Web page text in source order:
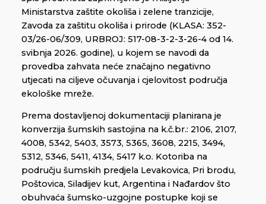
Ministarstva zaštite okoliša i zelene tranzicije,
Zavoda za zaštitu okoliša i prirode (KLASA: 352-
03/26-06/309, URBROJ: 517-08-3-2-3-26-4 od 14.
svibnja 2026. godine), u kojem se navodi da
provedba zahvata neće značajno negativno
utjecati na ciljeve očuvanja i cjelovitost područja
ekološke mreže.
Prema dostavljenoj dokumentaciji planirana je
konverzija šumskih sastojina na k.č.br.: 2106, 2107,
4008, 5342, 5403, 3573, 5365, 3608, 2215, 3494,
5312, 5346, 5411, 4134, 5417 k.o. Kotoriba na
području šumskih predjela Levakovica, Pri brodu,
Poštovica, Siladijev kut, Argentina i Nađardov što
obuhvaća šumsko-uzgojne postupke koji se